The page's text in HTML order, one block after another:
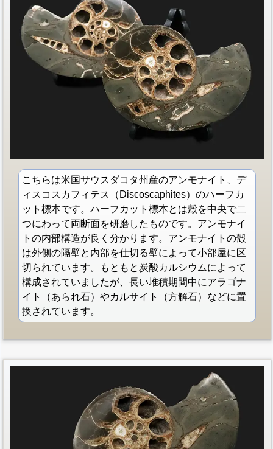
こちらは米国サウスダコタ州産のアンモナイト、デ
ィスコスカフィテス（Discoscaphites）のハーフカ
ット標本です。ハーフカット標本とは殻を中央で二
つにわって両断面を研磨したものです。アンモナイ
トの内部構造が良く分かります。アンモナイトの殻
は外側の隔壁と内部を仕切る壁によって小部屋に区
切られています。もともと炭酸カルシウムによって
構成されていましたが、長い堆積期間中にアラゴナ
イト（あられ石）やカルサイト（方解石）などに置
換されています。